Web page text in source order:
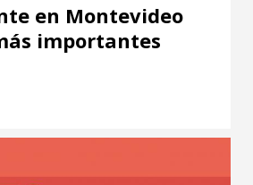
en Montevideo
importantes